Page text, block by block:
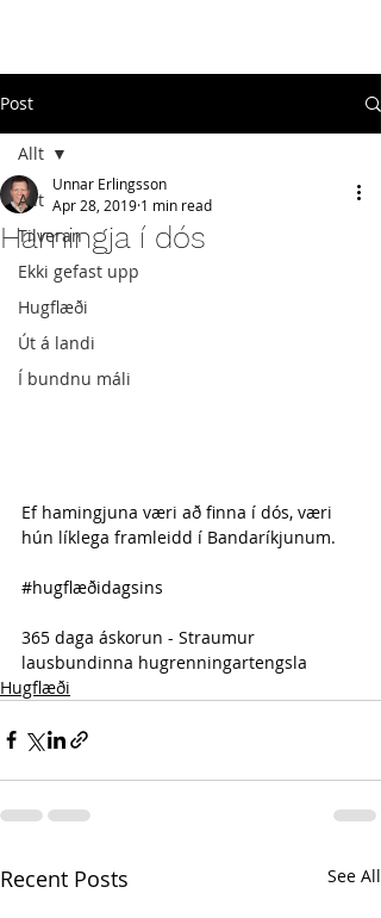
Post
Allt
Tilveran
Ekki gefast upp
Hugflæði
Út á landi
Í bundnu máli
Allt
Hamingja í dós
Unnar Erlingsson
Apr 28, 2019 1 min read
Ef hamingjuna væri að finna í dós, væri
hún líklega framleidd í Bandaríkjunum.
#hugflæðidagsins
365 daga áskorun - Straumur
lausbundinna hugrenningartengsla
Hugflæði
Recent Posts See All